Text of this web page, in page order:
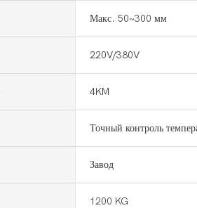
Макс. 50~300 мм
220V/380V
4KM
Точный контроль
Завод
1200 KG